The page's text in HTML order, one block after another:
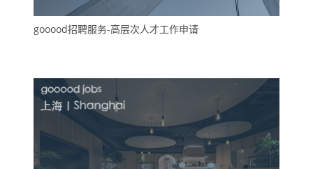
gooood招聘服务-高层次人才工作申请